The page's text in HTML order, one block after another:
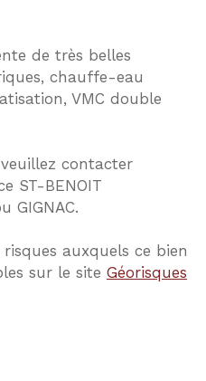
de très belles
chauffe-eau
VMC double
contacter
ST-BENOIT
GIGNAC.
auxquels ce bien
sur le site Géorisques